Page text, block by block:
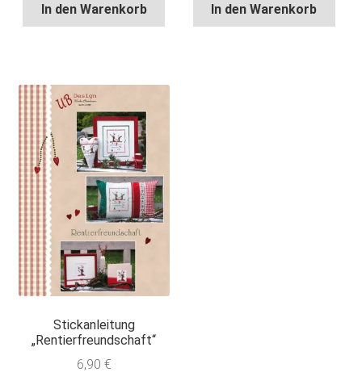
In den Warenkorb In den Warenkorb
Stickanleitung
„Rentierfreundschaft“
6,90 €